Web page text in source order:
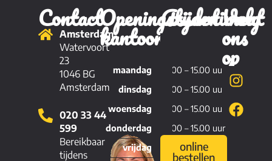
Contact
Amsterdam
Watervoort
23
1046 BG
Amsterdam
020 33 44
599
Bereikbaar
tijdens
Openingstijden
kantoor
maandag
11.00 – 15.00 uur
dinsdag
11.00 – 15.00 uur
woensdag
11.00 – 15.00 uur
donderdag
11.00 – 15.00 uur
vrijdag
11.00 – 15.00 uur
Assortiment
Viennoiserie
Patisserie
Hartig
online
bestellen
Volg
ons
op